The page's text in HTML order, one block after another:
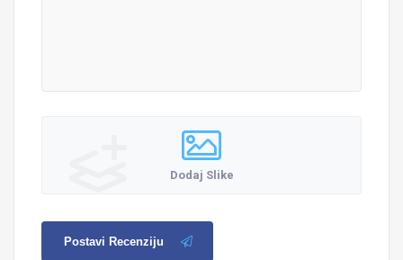
Dodaj Slike
Postavi Recenziju